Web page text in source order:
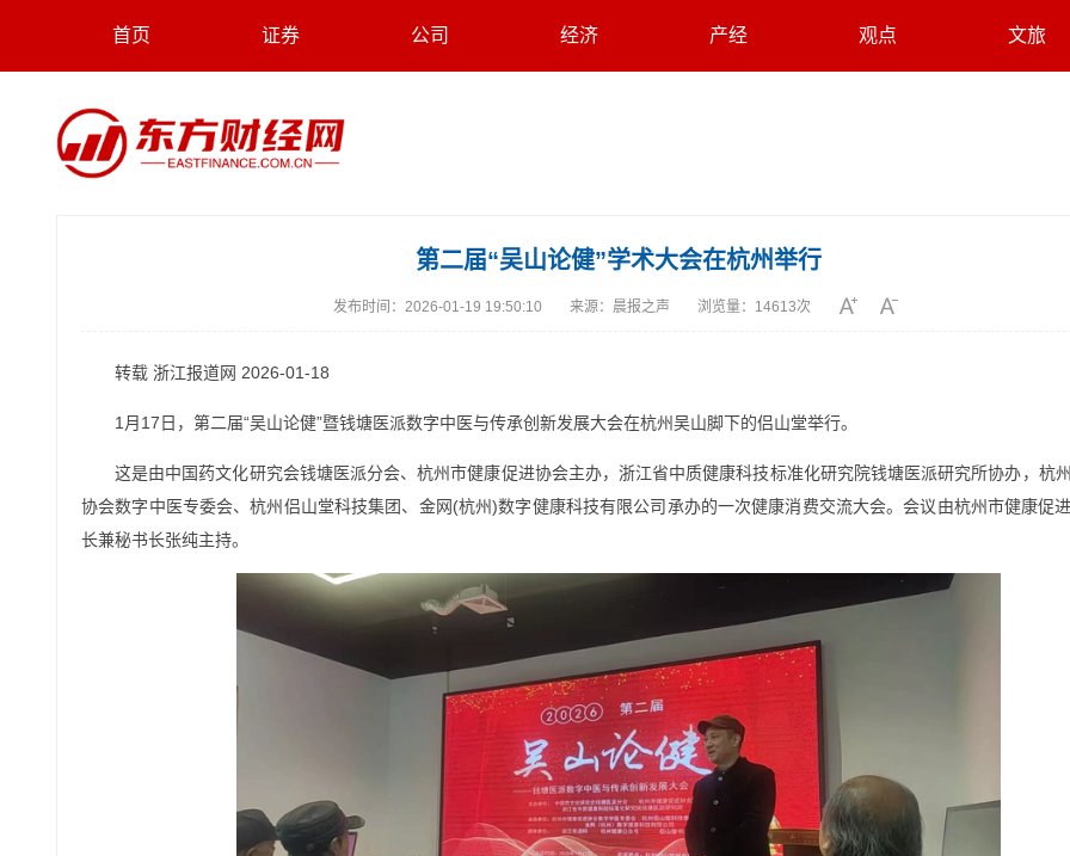
首页 证券 公司 经济 产经 观点 文旅
第二届“吴山论健”学术大会在杭州举行
发布时间： 2026-01-19 19:50:10 来源： 晨报之声 浏览量： 14613次
转载 浙江报道网 2026-01-18
1月17日，第二届“吴山论健”暨钱塘医派数字中医与传承创新发展大会在杭州吴山脚下的侣山堂举行。
这是由中国药文化研究会钱塘医派分会、杭州市健康促进协会主办，浙江省中质健康科技标准化研究院钱塘医派研究所协办，杭
协会数字中医专委会、杭州侣山堂科技集团、金网(杭州)数字健康科技有限公司承办的一次健康消费交流大会。会议由杭州市健康促
长兼秘书长张纯主持。